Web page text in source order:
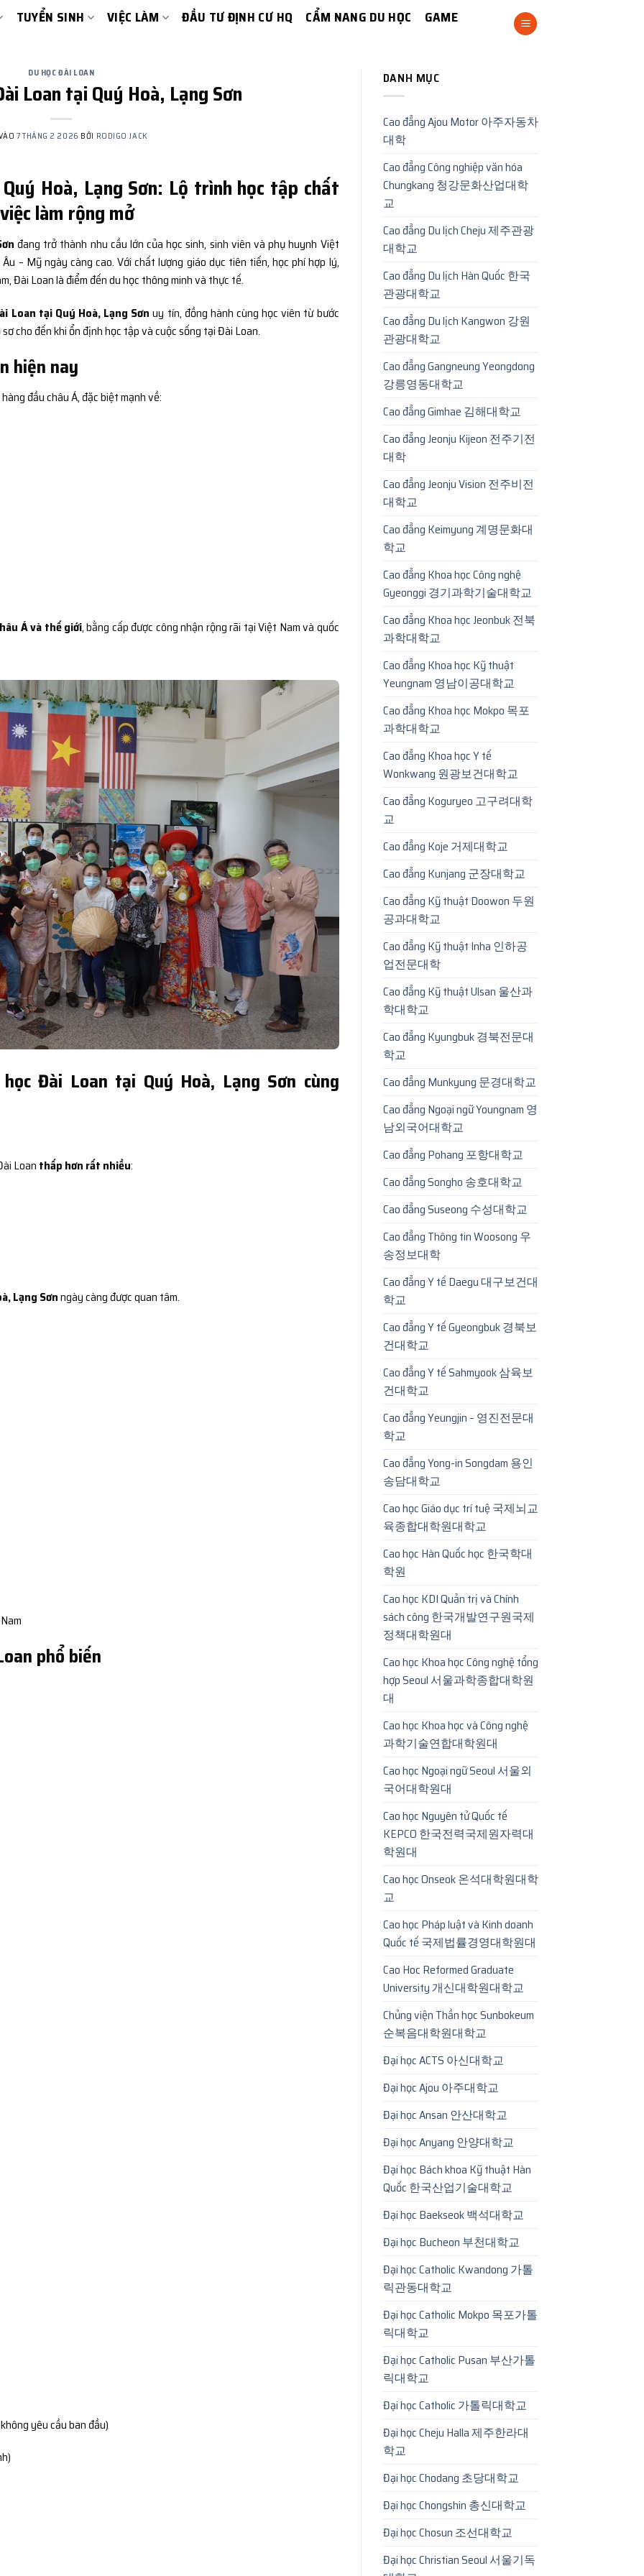
TUYỂN SINH VIỆC LÀM ĐẦU TƯ ĐỊNH CƯ HQ CẨM NANG DU HỌC GAME
DU HỌC ĐÀI LOAN
Loan tại Quý Hoà, Lạng Sơn
7 THÁNG 2 2026 BỞI RODIGO JACK
Hoà, Lạng Sơn: Lộ trình học tập chất
làm rộng mở
đang trở thành nhu cầu lớn của học sinh, sinh viên và phụ huynh Việt
– Mỹ ngày càng cao. Với chất lượng giáo dục tiên tiến, học phí hợp lý,
Đài Loan là điểm đến du học thông minh và thực tế.
Loan tại Quý Hoà, Lạng Sơn uy tín, đồng hành cùng học viên từ bước
cho đến khi ổn định học tập và cuộc sống tại Đài Loan.
hiện nay
đầu châu Á, đặc biệt mạnh về:
Á và thế giới, bằng cấp được công nhận rộng rãi tại Việt Nam và quốc
Đài Loan tại Quý Hoà, Lạng Sơn cùng
Loan thấp hơn rất nhiều:
Lạng Sơnngày càng được quan tâm.
phổ biến
yêu cầu ban đầu)
DANH MỤC
Cao đẳng Ajou Motor 아주자동차
대학
Cao đẳng Công nghiệp văn hóa
Chungkang 청강문화산업대학
교
Cao đẳng Du lịch Cheju 제주관광
대학교
Cao đẳng Du lịch Hàn Quốc 한국
관광대학교
Cao đẳng Du lịch Kangwon 강원
관광대학교
Cao đẳng Gangneung Yeongdong
강릉영동대학교
Cao đẳng Gimhae 김해대학교
Cao đẳng Jeonju Kijeon 전주기전
대학
Cao đẳng Jeonju Vision 전주비전
대학교
Cao đẳng Keimyung 계명문화대
학교
Cao đẳng Khoa học Công nghệ
Gyeonggi 경기과학기술대학교
Cao đẳng Khoa học Jeonbuk 전북
과학대학교
Cao đẳng Khoa học Kỹ thuật
Yeungnam 영남이공대학교
Cao đẳng Khoa học Mokpo 목포
과학대학교
Cao đẳng Khoa học Y tế
Wonkwang 원광보건대학교
Cao đẳng Koguryeo 고구려대학
교
Cao đẳng Koje 거제대학교
Cao đẳng Kunjang 군장대학교
Cao đẳng Kỹ thuật Doowon 두원
공과대학교
Cao đẳng Kỹ thuật Inha 인하공
업전문대학
Cao đẳng Kỹ thuật Ulsan 울산과
학대학교
Cao đẳng Kyungbuk 경북전문대
학교
Cao đẳng Munkyung 문경대학교
Cao đẳng Ngoại ngữ Youngnam 영
남외국어대학교
Cao đẳng Pohang 포항대학교
Cao đẳng Songho 송호대학교
Cao đẳng Suseong 수성대학교
Cao đẳng Thông tin Woosong 우
송정보대학
Cao đẳng Y tế Daegu 대구보건대
학교
Cao đẳng Y tế Gyeongbuk 경북보
건대학교
Cao đẳng Y tế Sahmyook 삼육보
건대학교
Cao đẳng Yeungjin – 영진전문대
학교
Cao đẳng Yong-in Songdam 용인
송담대학교
Cao học Giáo dục trí tuệ 국제뇌교
육종합대학원대학교
Cao học Hàn Quốc học 한국학대
학원
Cao học KDI Quản trị và Chính
sách công 한국개발연구원국제
정책대학원대
Cao học Khoa học Công nghệ tổng
hợp Seoul 서울과학종합대학원
대
Cao học Khoa học và Công nghệ
과학기술연합대학원대
Cao học Ngoại ngữ Seoul 서울외
국어대학원대
Cao học Nguyên tử Quốc tế
KEPCO 한국전력국제원자력대
학원대
Cao học Onseok 온석대학원대학
교
Cao học Pháp luật và Kinh doanh
Quốc tế 국제법률경영대학원대
Cao Hoc Reformed Graduate
University 개신대학원대학교
Chủng viện Thần học Sunbokeum
순복음대학원대학교
Đại học ACTS 아신대학교
Đại học Ajou 아주대학교
Đại học Ansan 안산대학교
Đại học Anyang 안양대학교
Đại học Bách khoa Kỹ thuật Hàn
Quốc 한국산업기술대학교
Đại học Baekseok 백석대학교
Đại học Bucheon 부천대학교
Đại học Catholic Kwandong 가톨
릭관동대학교
Đại học Catholic Mokpo 목포가톨
릭대학교
Đại học Catholic Pusan 부산가톨
릭대학교
Đại học Catholic 가톨릭대학교
Đại học Cheju Halla 제주한라대
학교
Đại học Chodang 초당대학교
Đại học Chongshin 총신대학교
Đại học Chosun 조선대학교
Đại học Christian Seoul 서울기독